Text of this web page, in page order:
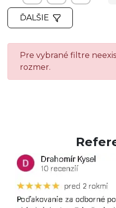
ĎALŠIE
Pre vybrané filtre
rozmer.